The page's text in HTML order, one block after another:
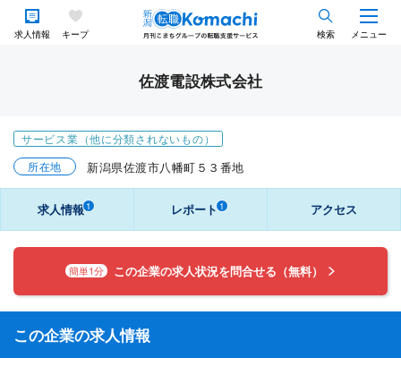
求人情報 キープ 検索 メニュー
佐渡電設株式会社
サービス業（他に分類されないもの）
所在地
新潟県佐渡市八幡町５３番地
求人情報1 レポート1 アクセス
簡単1分 この企業の求人状況を問合せる（無料）
この企業の求人情報